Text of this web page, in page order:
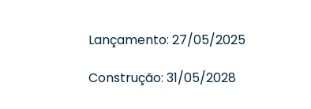
Lançamento: 27/05/2025
Construção: 31/05/2028